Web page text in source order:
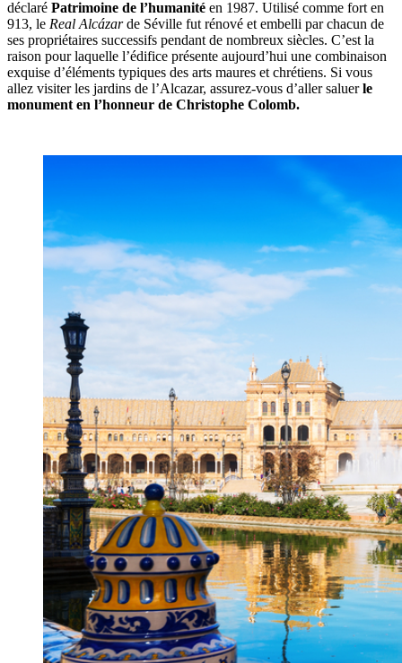
déclaré Patrimoine de l’humanité en 1987. Utilisé comme fort en
913, le Real Alcázarde Séville fut rénové et embelli par chacun de
ses propriétaires successifs pendant de nombreux siècles. C’est la
raison pour laquelle l’édifice présente aujourd’hui une combinaison
exquise d’éléments typiques des arts maures et chrétiens. Si vous
allez visiter les jardins de l’Alcazar, assurez-vous d’aller saluerle
monument en l’honneur de Christophe Colomb.